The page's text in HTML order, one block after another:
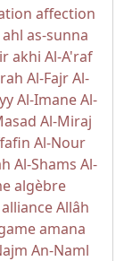
affection
ahl as-sunna
akhi Al-A'raf
Al-FajrAl-
Al-ImaneAl-
Al-Miraj
Al-Nour
Al-Shams Al-
algèbre
allianceAllâh
amana
An-Naml